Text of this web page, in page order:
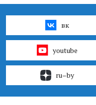
вк
youtube
ru–by